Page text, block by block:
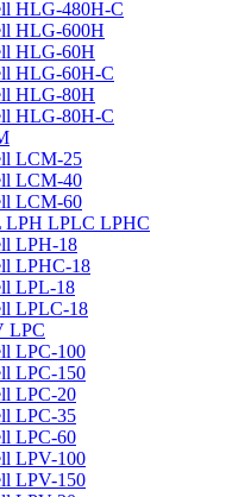
HLG-480H-C
HLG-600H
HLG-60H
HLG-60H-C
HLG-80H
HLG-80H-C
LCM-25
LCM-40
LCM-60
LPH LPLC LPHC
LPH-18
LPHC-18
LPL-18
LPLC-18
LPC
LPC-100
LPC-150
LPC-20
LPC-35
LPC-60
LPV-100
LPV-150